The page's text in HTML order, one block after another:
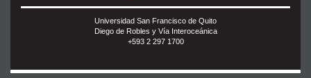
Universidad San Francisco de Quito
Diego de Robles y Vía Interoceánica
+593 2 297 1700